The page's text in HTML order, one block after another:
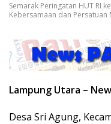
Semarak Peringatan HUT RI
Kebersamaan dan
Lampung Utara –
Desa Sri Agung,